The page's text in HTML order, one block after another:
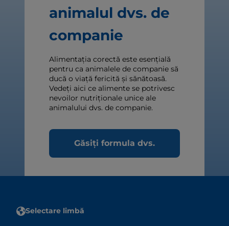
animalul dvs. de
companie
Alimentația corectă este esențială
pentru ca animalele de companie să
ducă o viață fericită și sănătoasă.
Vedeți aici ce alimente se potrivesc
nevoilor nutriționale unice ale
animalului dvs. de companie.
Găsiți formula dvs.
Selectare limbă